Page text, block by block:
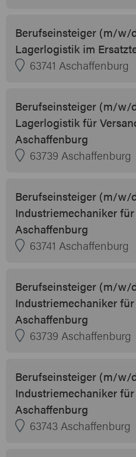
Berufseinsteiger (m/w/
Lagerlogistik im
63741 Aschaffenburg
Berufseinsteiger (m/w/
Lagerlogistik für
Aschaffenburg
63739 Aschaffenburg
Berufseinsteiger (m/w/
Industriemechaniker
Aschaffenburg
63741 Aschaffenburg
Berufseinsteiger (m/w/
Industriemechaniker
Aschaffenburg
63739 Aschaffenburg
Berufseinsteiger (m/w/
Industriemechaniker
Aschaffenburg
63743 Aschaffenburg